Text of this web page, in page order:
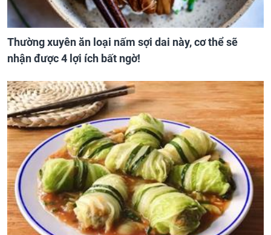
Thường xuyên ăn loại nấm sợi dai này, cơ thể sẽ
nhận được 4 lợi ích bất ngờ!